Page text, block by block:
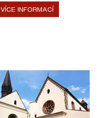
VÍCE INFORMACÍ